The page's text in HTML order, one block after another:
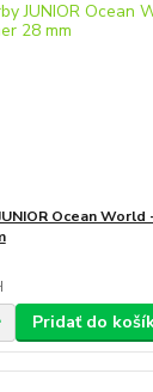
Ocean World
Pridať do